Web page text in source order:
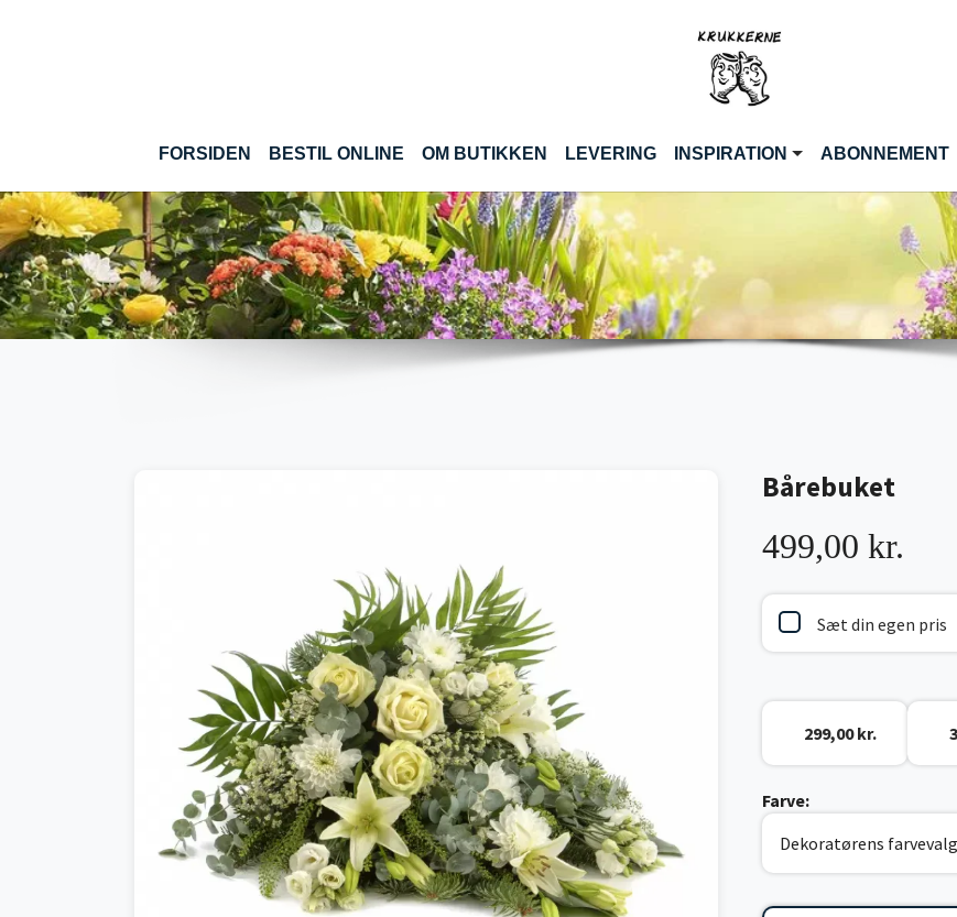
FORSIDEN BESTIL ONLINE (CURRENT)
OM BUTIKKEN LEVERING INSPIRATION ABONNEMENT
Bårebuket
499,00 kr.
Sæt din egen pris
299,00 kr.
Farve: